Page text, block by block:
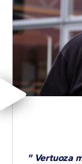
" Vertuoza